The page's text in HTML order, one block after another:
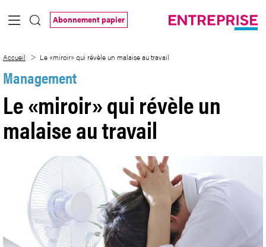
Saut au contenu principal
Abonnement papier
Accueil Le «miroir» qui révèle un malaise au travail
Management
Le «miroir» qui révèle un
malaise au travail